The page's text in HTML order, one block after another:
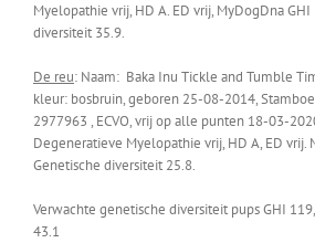
Myelopathie vrij, HD A. ED vrij, MyDogDna
diversiteit 35.9.
De reu: Naam: Baka Inu Tickle and Tumble
kleur: bosbruin, geboren 25-08-2014,
2977963 , ECVO, vrij op alle punten 18-03-
Degeneratieve Myelopathie vrij, HD A, ED vrij.
Genetische diversiteit 25.8.
Verwachte genetische diversiteit pups GHI
43.1